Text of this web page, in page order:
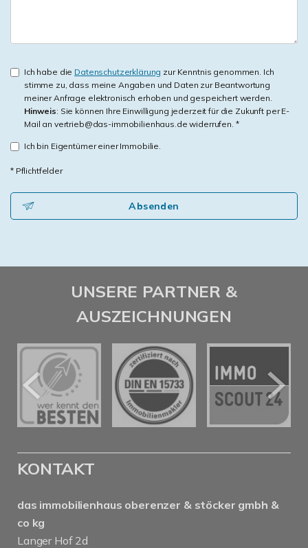
Ich habe die Datenschutzerklärung zur Kenntnis genommen. Ich
stimme zu, dass meine Angaben und Daten zur Beantwortung
meiner Anfrage elektronisch erhoben und gespeichert werden.
Hinweis: Sie können Ihre Einwilligung jederzeit für die Zukunft per E-
Mail an vertrieb@das-immobilienhaus.de widerrufen. *
Ich bin Eigentümer einer Immobilie.
* Pflichtfelder
Absenden
UNSERE PARTNER &
AUSZEICHNUNGEN
KONTAKT
das immobilienhaus oberenzer & stöcker gmbh &
co kg
Langer Hof 2d